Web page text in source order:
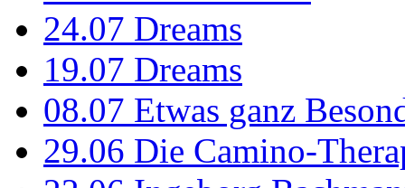
24.07 Dreams
19.07 Dreams
08.07 Etwas ganz
29.06 Die Camino-